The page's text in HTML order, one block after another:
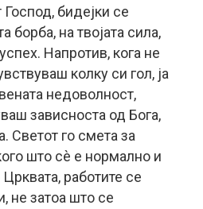
бидејки се
борба, на твојата сила,
Напротив, кога не
колку си гол, ја
недоволност,
зависноста од Бога,
Светот го смета за
што сè е нормално и
работите се
не затоа што се